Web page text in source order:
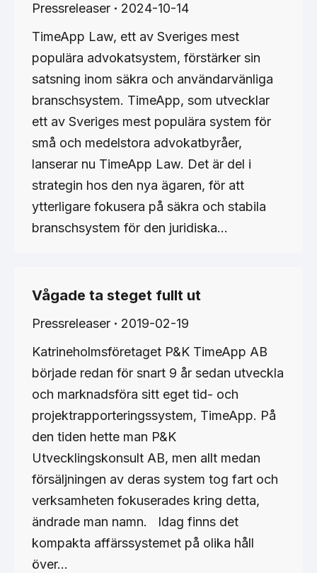
Pressreleaser
2024-10-14
TimeApp Law, ett av Sveriges mest
populära advokatsystem, förstärker sin
satsning inom säkra och användarvänliga
branschsystem. TimeApp, som utvecklar
ett av Sveriges mest populära system för
små och medelstora advokatbyråer,
lanserar nu TimeApp Law. Det är del i
strategin hos den nya ägaren, för att
ytterligare fokusera på säkra och stabila
branschsystem för den juridiska…
Vågade ta steget fullt ut
Pressreleaser
2019-02-19
Katrineholmsföretaget P&K TimeApp AB
började redan för snart 9 år sedan utveckla
och marknadsföra sitt eget tid- och
projektrapporteringssystem, TimeApp. På
den tiden hette man P&K
Utvecklingskonsult AB, men allt medan
försäljningen av deras system tog fart och
verksamheten fokuserades kring detta,
ändrade man namn. Idag finns det
kompakta affärssystemet på olika håll
över…